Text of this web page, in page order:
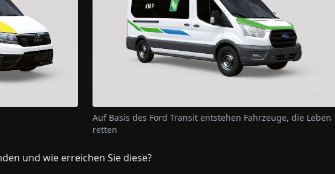
Auf Basis des Ford Transit entstehen Fahrzeuge, die Leben
retten
und wie erreichen Sie diese?